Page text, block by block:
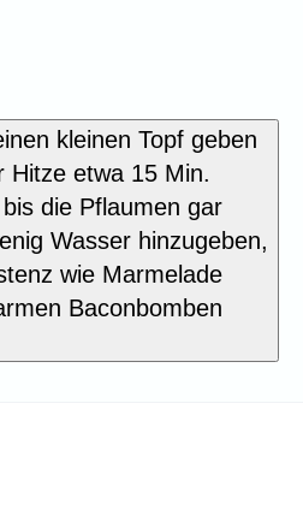
kleinen Topf geben
Hitze etwa 15 Min.
die Pflaumen gar
Wasser hinzugeben,
wie Marmelade
Baconbomben